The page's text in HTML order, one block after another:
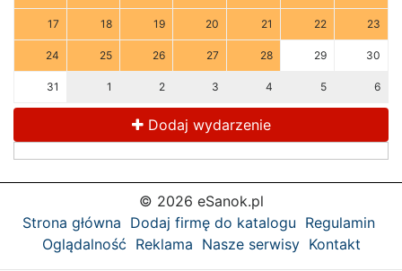
17 18 19 20 21 22 23
24 25 26 27 28 29 30
31 1 2 3 4 5 6
Dodaj wydarzenie
© 2026 eSanok.pl
Strona główna Dodaj firmę do katalogu Regulamin
Oglądalność Reklama Nasze serwisy Kontakt